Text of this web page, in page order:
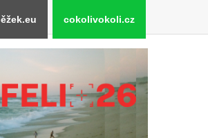
cokolivokoli.cz